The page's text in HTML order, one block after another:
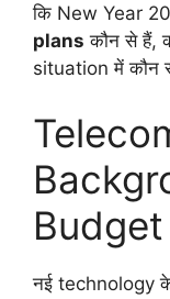
कि New Year
plans कौन से हैं,
situation में कौन
नई technology